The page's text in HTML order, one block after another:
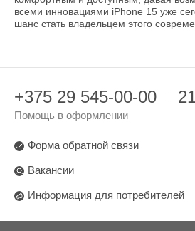
всеми инновациями iPhone 15 уже
шанс стать владельцем этого
+375 29 545-00-00
Помощь в оформлении
Форма обратной связи
Вакансии
Информация для потребителей